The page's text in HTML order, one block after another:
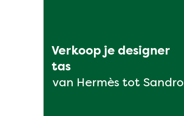
Verkoop je designer
tas
van Hermès tot Sandro